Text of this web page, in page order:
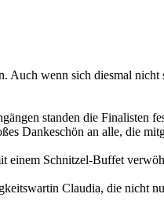
wenn sich diesmal
standen die Finalisten
Dankeschön an alle, die
einem Schnitzel-Buffet
Claudia, die nicht